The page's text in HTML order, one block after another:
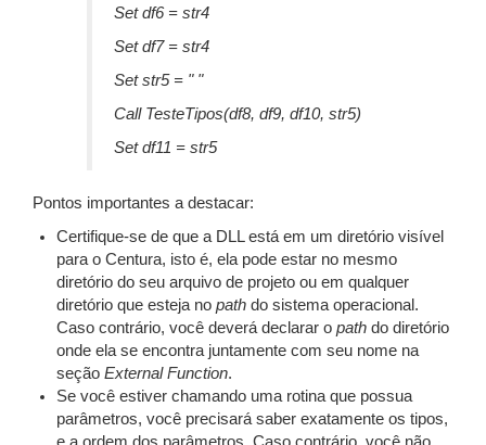
Set df6 = str4
Set df7 = str4
Set str5 = " "
Call TesteTipos(df8, df9, df10, str5)
Set df11 = str5
Pontos importantes a destacar:
Certifique-se de que a DLL está em um diretório visível
para o Centura, isto é, ela pode estar no mesmo
diretório do seu arquivo de projeto ou em qualquer
diretório que esteja nopath do sistema operacional.
Caso contrário, você deverá declarar opath do diretório
onde ela se encontra juntamente com seu nome na
seçãoExternal Function.
Se você estiver chamando uma rotina que possua
parâmetros, você precisará saber exatamente os tipos,